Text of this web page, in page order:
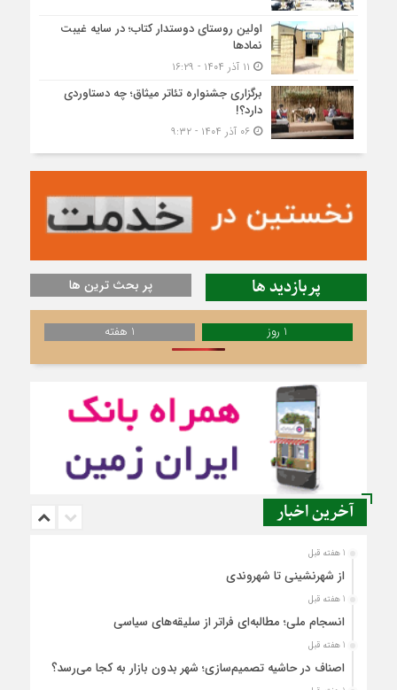
اولین روستای دوستدار کتاب؛ در سایه غیبت
نمادها
برگزاری جشنواره تئاتر میثاق؛ چه دستاوردی
دارد؟!
۰۶ آذر ۱۴۰۴ - ۹:۳۲
پربازدید ها پر بحث ترین ها
1 روز 1 هفته
آخرین اخبار
1 هفته قبل
از شهرنشینی تا شهروندی
1 هفته قبل
انسجام ملی؛ مطالبه‌ای فراتر از سلیقه‌های سیاسی
1 هفته قبل
اصناف در حاشیه تصمیم‌سازی؛ شهر بدون بازار به کجا می‌رسد؟